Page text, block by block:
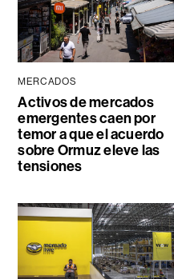
MERCADOS
Activos de mercados
emergentes caen por
temor a que el acuerdo
sobre Ormuz eleve las
tensiones